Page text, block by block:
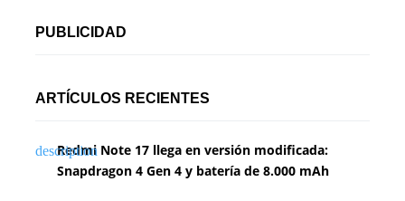
PUBLICIDAD
ARTÍCULOS RECIENTES
Redmi Note 17 llega en versión modificada:
Snapdragon 4 Gen 4 y batería de 8.000 mAh